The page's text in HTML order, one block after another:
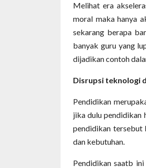
Melihat era
moral maka hanya
sekarang berapa
banyak guru yang
dijadikan contoh
Disrupsi teknologi
Pendidikan
jika dulu pendidikan
pendidikan tersebut
dan kebutuhan.
Pendidikan saatb